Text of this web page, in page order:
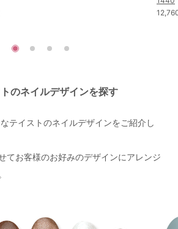
のネイルデザインを探す
テイストのネイルデザインをご紹介し
てお客様のお好みのデザインにアレンジ